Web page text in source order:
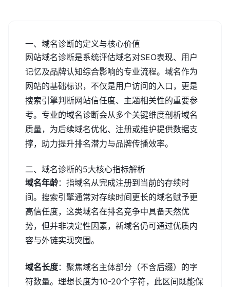
一、域名诊断的定义与核心价值
网站域名诊断是系统评估域名对SEO表现、用户
记忆及品牌认知综合影响的专业流程。域名作为
网站的基础标识，不仅是用户访问的入口，更是
搜索引擎判断网站信任度、主题相关性的重要参
考。专业的域名诊断会从多个关键维度剖析域名
质量，为后续域名优化、注册或维护提供数据支
撑，助力提升排名潜力与品牌传播效率。
二、域名诊断的5大核心指标解析
域名年龄：指域名从完成注册到当前的存续时
间。搜索引擎通常对存续时间更长的域名赋予更
高信任度，这类域名在排名竞争中具备天然优
势，但并非决定性因素，新域名仍可通过优质内
容与外链实现突围。
域名长度：聚焦域名主体部分（不含后缀）的字
符数量。理想长度为10-20个字符，此区间既能保